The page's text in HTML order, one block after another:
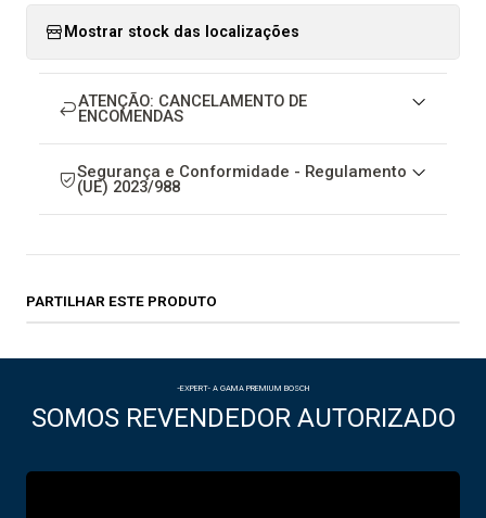
Mostrar stock das localizações
ATENÇÃO: CANCELAMENTO DE
ENCOMENDAS
Segurança e Conformidade - Regulamento
(UE) 2023/988
PARTILHAR ESTE PRODUTO
-EXPERT- A GAMA PREMIUM BOSCH
SOMOS REVENDEDOR AUTORIZADO